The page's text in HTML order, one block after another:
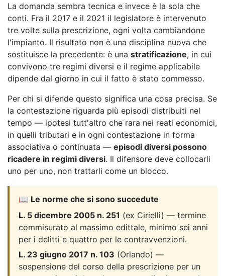
La domanda sembra tecnica e invece è la sola che
conti. Fra il 2017 e il 2021 il legislatore è intervenuto
tre volte sulla prescrizione, ogni volta cambiandone
l'impianto. Il risultato non è una disciplina nuova che
sostituisce la precedente: è una stratificazione, in cui
convivono tre regimi diversi e il regime applicabile
dipende dal giorno in cui il fatto è stato commesso.
Per chi si difende questo significa una cosa precisa. Se
la contestazione riguarda più episodi distribuiti nel
tempo — ipotesi tutt'altro che rara nei reati economici,
in quelli tributari e in ogni contestazione in forma
associativa o continuata — episodi diversi possono
ricadere in regimi diversi. Il difensore deve collocarli
uno per uno, non trattarli come un blocco.
📖 Le norme che si sono succedute
L. 5 dicembre 2005 n. 251 (ex Cirielli) — termine
commisurato al massimo edittale, minimo sei anni
per i delitti e quattro per le contravvenzioni.
L. 23 giugno 2017 n. 103 (Orlando) —
sospensione del corso della prescrizione per un